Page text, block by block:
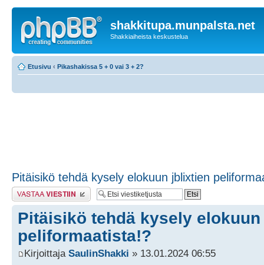
shakkitupa.munpalsta.net
Shakkiaiheista keskustelua
Etusivu ‹ Pikashakissa 5 + 0 vai 3 + 2?
Pitäisikö tehdä kysely elokuun jblixtien
Lähetä vastaus
Pitäisikö tehdä kysely
peliformaatista!?
Kirjoittaja SaulinShakki » 13.01.2024 06:55